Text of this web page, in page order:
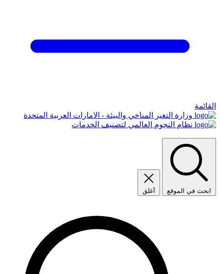
القائمة
وزارة التغير المناخي والبيئة - الامارات العربية المتحدة
نظام النجوم العالمي لتصنيف الخدمات
ابحث في الموقع أغلق